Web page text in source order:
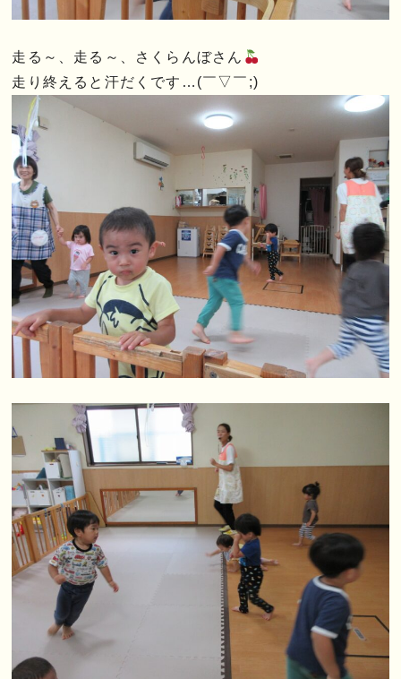
走る～、走る～、さくらんぼさん
走り終えると汗だくです…(￣▽￣;)